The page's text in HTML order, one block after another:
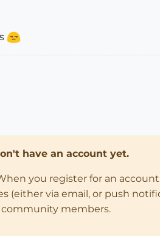
have an account yet.
you register for an
via email, or push
members.